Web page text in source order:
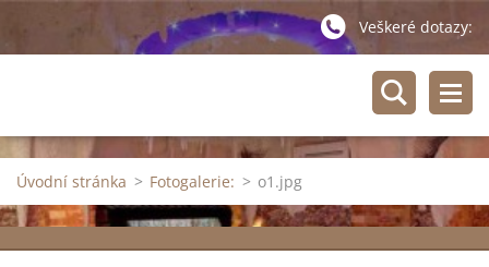
Veškeré dotazy:
Úvodní stránka > Fotogalerie: > o1.jpg